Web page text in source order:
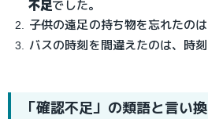
不足でした。
子供の遠足の持ち物を忘れたの
バスの時刻を間違えたのは、時
「確認不足」の類語と言い